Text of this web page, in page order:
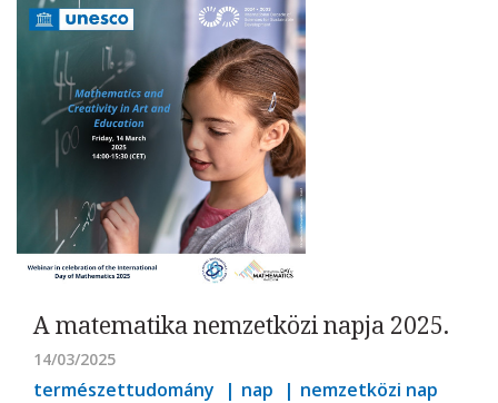
A matematika nemzetközi napja 2025.
14/03/2025
természettudomány nap
nemzetközi nap